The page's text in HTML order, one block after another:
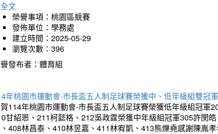
文
榮譽事項：桃園區競賽
發佈單位：學務處
建立時間：2025-05-29
瀏覽次數：396
發布者：體育組
年桃園市運動會-市長盃五人制足球賽榮獲中、低年級組雙冠軍
114年桃園市運動會-市長盃五人制足球賽榮獲低年級組冠
甘紹恩、211柯懿格、212吳政霆榮獲中年級組冠軍305許閔
408林昌泰、410林昱嘉、411林宥凱、413熊爍堯感謝陳胤